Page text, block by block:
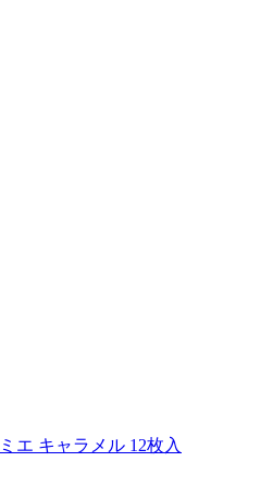
エ キャラメル 12枚入